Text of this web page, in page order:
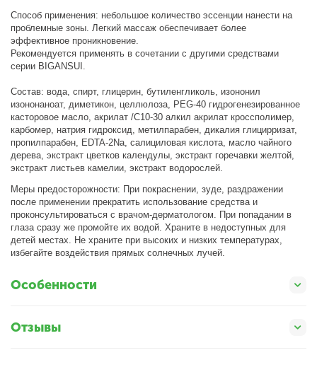
Способ применения: небольшое количество эссенции нанести на
проблемные зоны. Легкий массаж обеспечивает более
эффективное проникновение.
Рекомендуется применять в сочетании с другими средствами
серии BIGANSUI.
Состав: вода, спирт, глицерин, бутиленгликоль, изононил
изононаноат, диметикон, целлюлоза, PEG-40 гидрогенезированное
касторовое масло, акрилат /C10-30 алкил акрилат кроссполимер,
карбомер, натрия гидроксид, метилпарабен, дикалия глицирризат,
пропилпарабен, EDTA-2Na, салициловая кислота, масло чайного
дерева, экстракт цветков календулы, экстракт горечавки желтой,
экстракт листьев камелии, экстракт водорослей.
Меры предосторожности: При покраснении, зуде, раздражении
после применении прекратить использование средства и
проконсультироваться с врачом-дерматологом. При попадании в
глаза сразу же промойте их водой. Храните в недоступных для
детей местах. Не храните при высоких и низких температурах,
избегайте воздействия прямых солнечных лучей.
Особенности
Отзывы